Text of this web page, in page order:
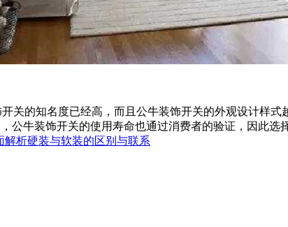
关的知名度已经高，而且公牛装饰开关的外观设计样
公牛装饰开关的使用寿命也通过消费者的验证，因此选
解析硬装与软装的区别与联系